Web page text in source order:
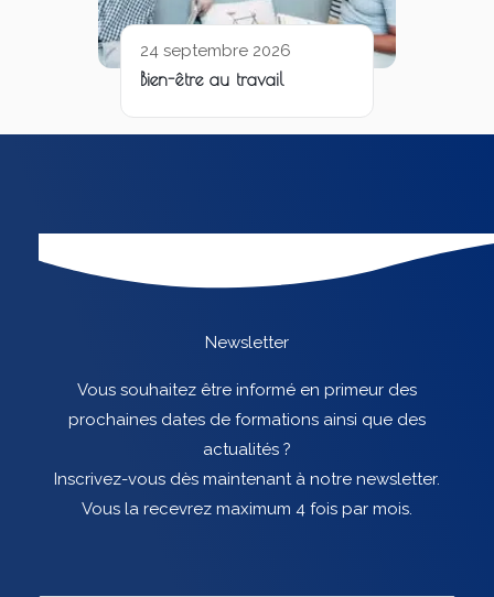
24 septembre 2026
Bien-être au travail
Newsletter
Vous souhaitez être informé en primeur des
prochaines dates de formations ainsi que des
actualités ?
Inscrivez-vous dès maintenant à notre newsletter.
Vous la recevrez maximum 4 fois par mois.